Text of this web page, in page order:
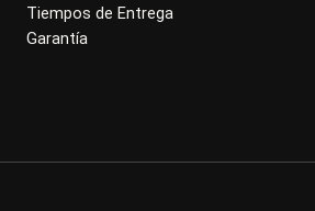
Tiempos de Entrega
Garantía